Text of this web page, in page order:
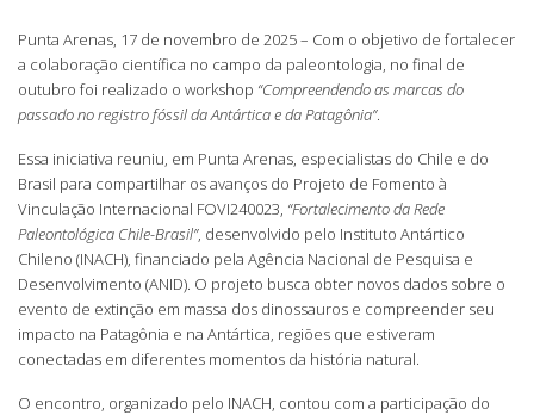
Punta Arenas, 17 de novembro de 2025 – Com o objetivo de fortalecer
a colaboração científica no campo da paleontologia, no final de
outubro foi realizado o workshop “Compreendendo as marcas do
passado no registro fóssil da Antártica e da Patagônia”.
Essa iniciativa reuniu, em Punta Arenas, especialistas do Chile e do
Brasil para compartilhar os avanços do Projeto de Fomento à
Vinculação Internacional FOVI240023, “Fortalecimento da Rede
Paleontológica Chile-Brasil”, desenvolvido pelo Instituto Antártico
Chileno (INACH), financiado pela Agência Nacional de Pesquisa e
Desenvolvimento (ANID). O projeto busca obter novos dados sobre o
evento de extinção em massa dos dinossauros e compreender seu
impacto na Patagônia e na Antártica, regiões que estiveram
conectadas em diferentes momentos da história natural.
O encontro, organizado pelo INACH, contou com a participação do